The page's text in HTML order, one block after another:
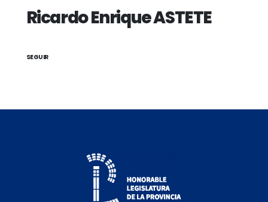
Ricardo Enrique ASTETE
SEGUIR